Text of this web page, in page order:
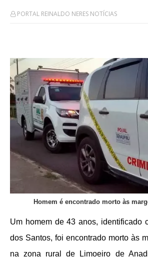
PORTAL REINALDO NERES NOTÍCIAS
Homem é encontrado morto às
Um homem de 43 anos, identificado
dos Santos, foi encontrado morto às
na zona rural de Limoeiro de